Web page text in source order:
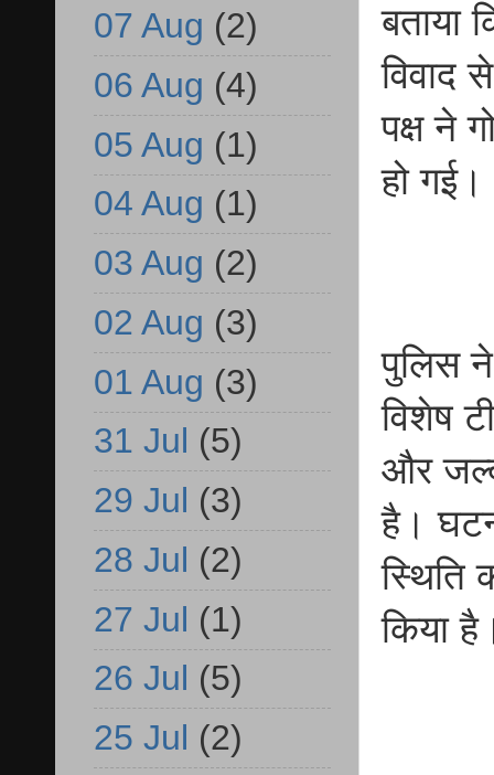
बताया
विवाद
पक्ष ने
हो गई।
पुलिस ने
विशेष
और जल्द
है।
स्थिति
किया
07 Aug (2)
06 Aug (4)
05 Aug (1)
04 Aug (1)
03 Aug (2)
02 Aug (3)
01 Aug (3)
31 Jul (5)
29 Jul (3)
28 Jul (2)
27 Jul (1)
26 Jul (5)
25 Jul (2)